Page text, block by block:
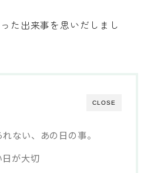
た出来事を思いだしまし
CLOSE
ない、あの日の事。
日が大切